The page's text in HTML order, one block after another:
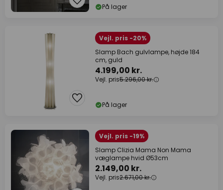
På lager
Vejl. pris -20%
Slamp Bach gulvlampe, højde 184
cm, guld
4.199,00 kr.
Vejl. pris5.296,00 kr.
På lager
Vejl. pris -19%
Slamp Clizia Mama Non Mama
væglampe hvid Ø53cm
2.149,00 kr.
Vejl. pris2.671,00 kr.